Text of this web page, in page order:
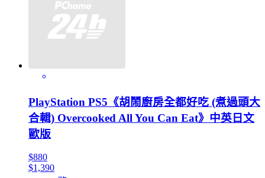
PlayStation PS5《胡鬧廚房全都好吃 (煮過頭大
合輯) Overcooked All You Can Eat》中英日文
歐版
$880
$1,390